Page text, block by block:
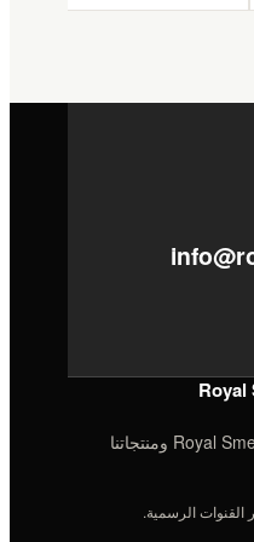
تابع أخبار Royal Smells ومنتجاتنا
القنوات الرسمية.